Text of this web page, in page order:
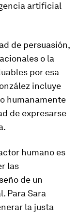
artificial
de persuasión,
o la
por esa
incluye
humanamente
de expresarse
humano es
las
de un
Para Sara
la justa